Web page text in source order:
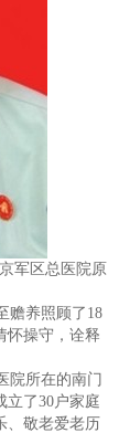
军区总医院原
赡养照顾了18
怀操守，诠释
院所在的南门
立了30户家庭
、敬老爱老历